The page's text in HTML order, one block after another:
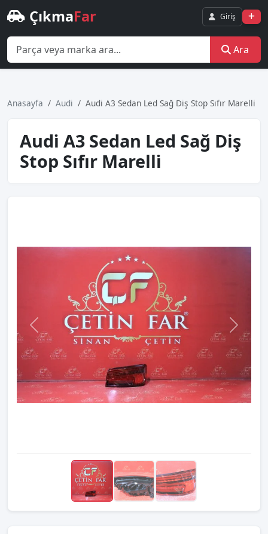
ÇıkmaFar Giriş
Ara
Anasayfa Audi Audi̇ A3 Sedan Led Sağ Diş Stop Sıfır Marelli̇
Audi̇ A3 Sedan Led Sağ Diş
Stop Sıfır Marelli̇